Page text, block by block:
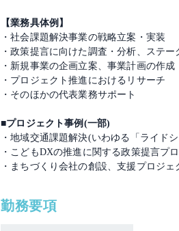
【業務具体例】
・社会課題解決事業の戦略立案・実装
・政策提言に向けた調査・分析、ステ
・新規事業の企画立案、事業計画の作成
・プロジェクト推進におけるリサーチ
・そのほかの代表業務サポート
■プロジェクト事例(一部)
・地域交通課題解決(いわゆる「ライド
・こどもDXの推進に関する政策提言プ
・まちづくり会社の創設、支援プロジェ
勤務要項